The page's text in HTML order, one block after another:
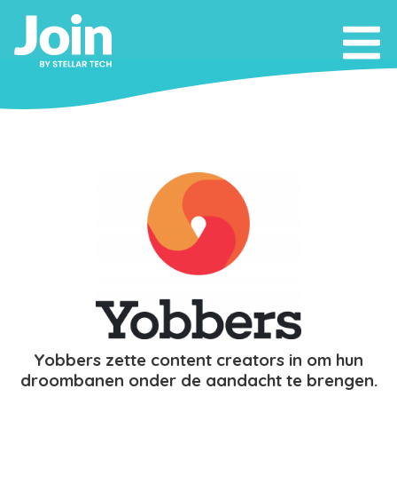
Yobbers zette content creators in om hun
droombanen onder de aandacht te brengen.